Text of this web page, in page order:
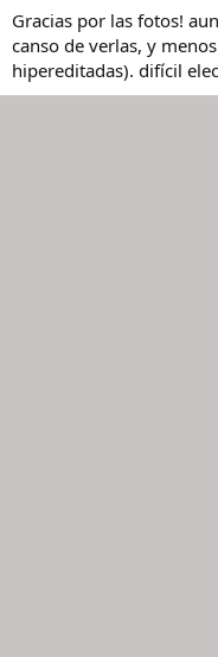
Ver el archivos adjunto
Ver el archivos adjunto
Ver el archivos adjunto
Ver el archivos adjunto
Gracias por las fotos!
canso de verlas, y
hipereditadas). difícil